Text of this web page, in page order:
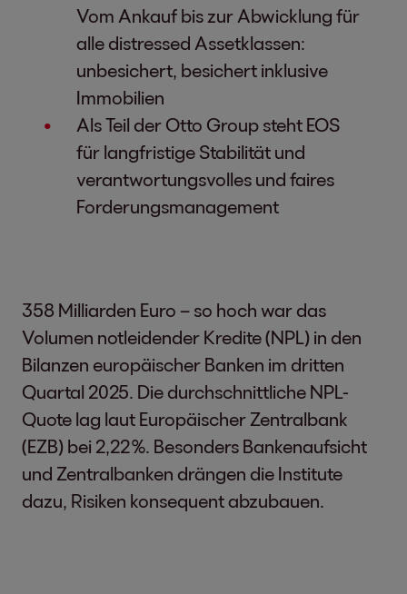
Vom Ankauf bis zur Abwicklung für
alle distressed Assetklassen:
unbesichert, besichert inklusive
Immobilien
Als Teil der Otto Group steht EOS
für langfristige Stabilität und
verantwortungsvolles und faires
Forderungsmanagement
358 Milliarden Euro – so hoch war das
Volumen notleidender Kredite (NPL) in den
Bilanzen europäischer Banken im dritten
Quartal 2025. Die durchschnittliche NPL-
Quote lag laut Europäischer Zentralbank
(EZB) bei 2,22 %. Besonders Bankenaufsicht
und Zentralbanken drängen die Institute
dazu, Risiken konsequent abzubauen.